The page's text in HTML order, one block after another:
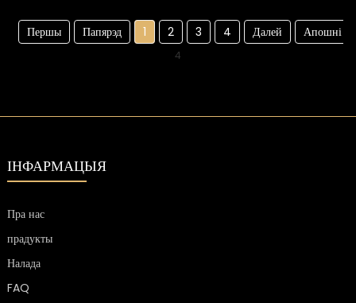
Першы Папярэд 1 2 3 4 Далей Апошні
4
ІНФАРМАЦЫЯ
Пра нас
прадукты
Налада
FAQ